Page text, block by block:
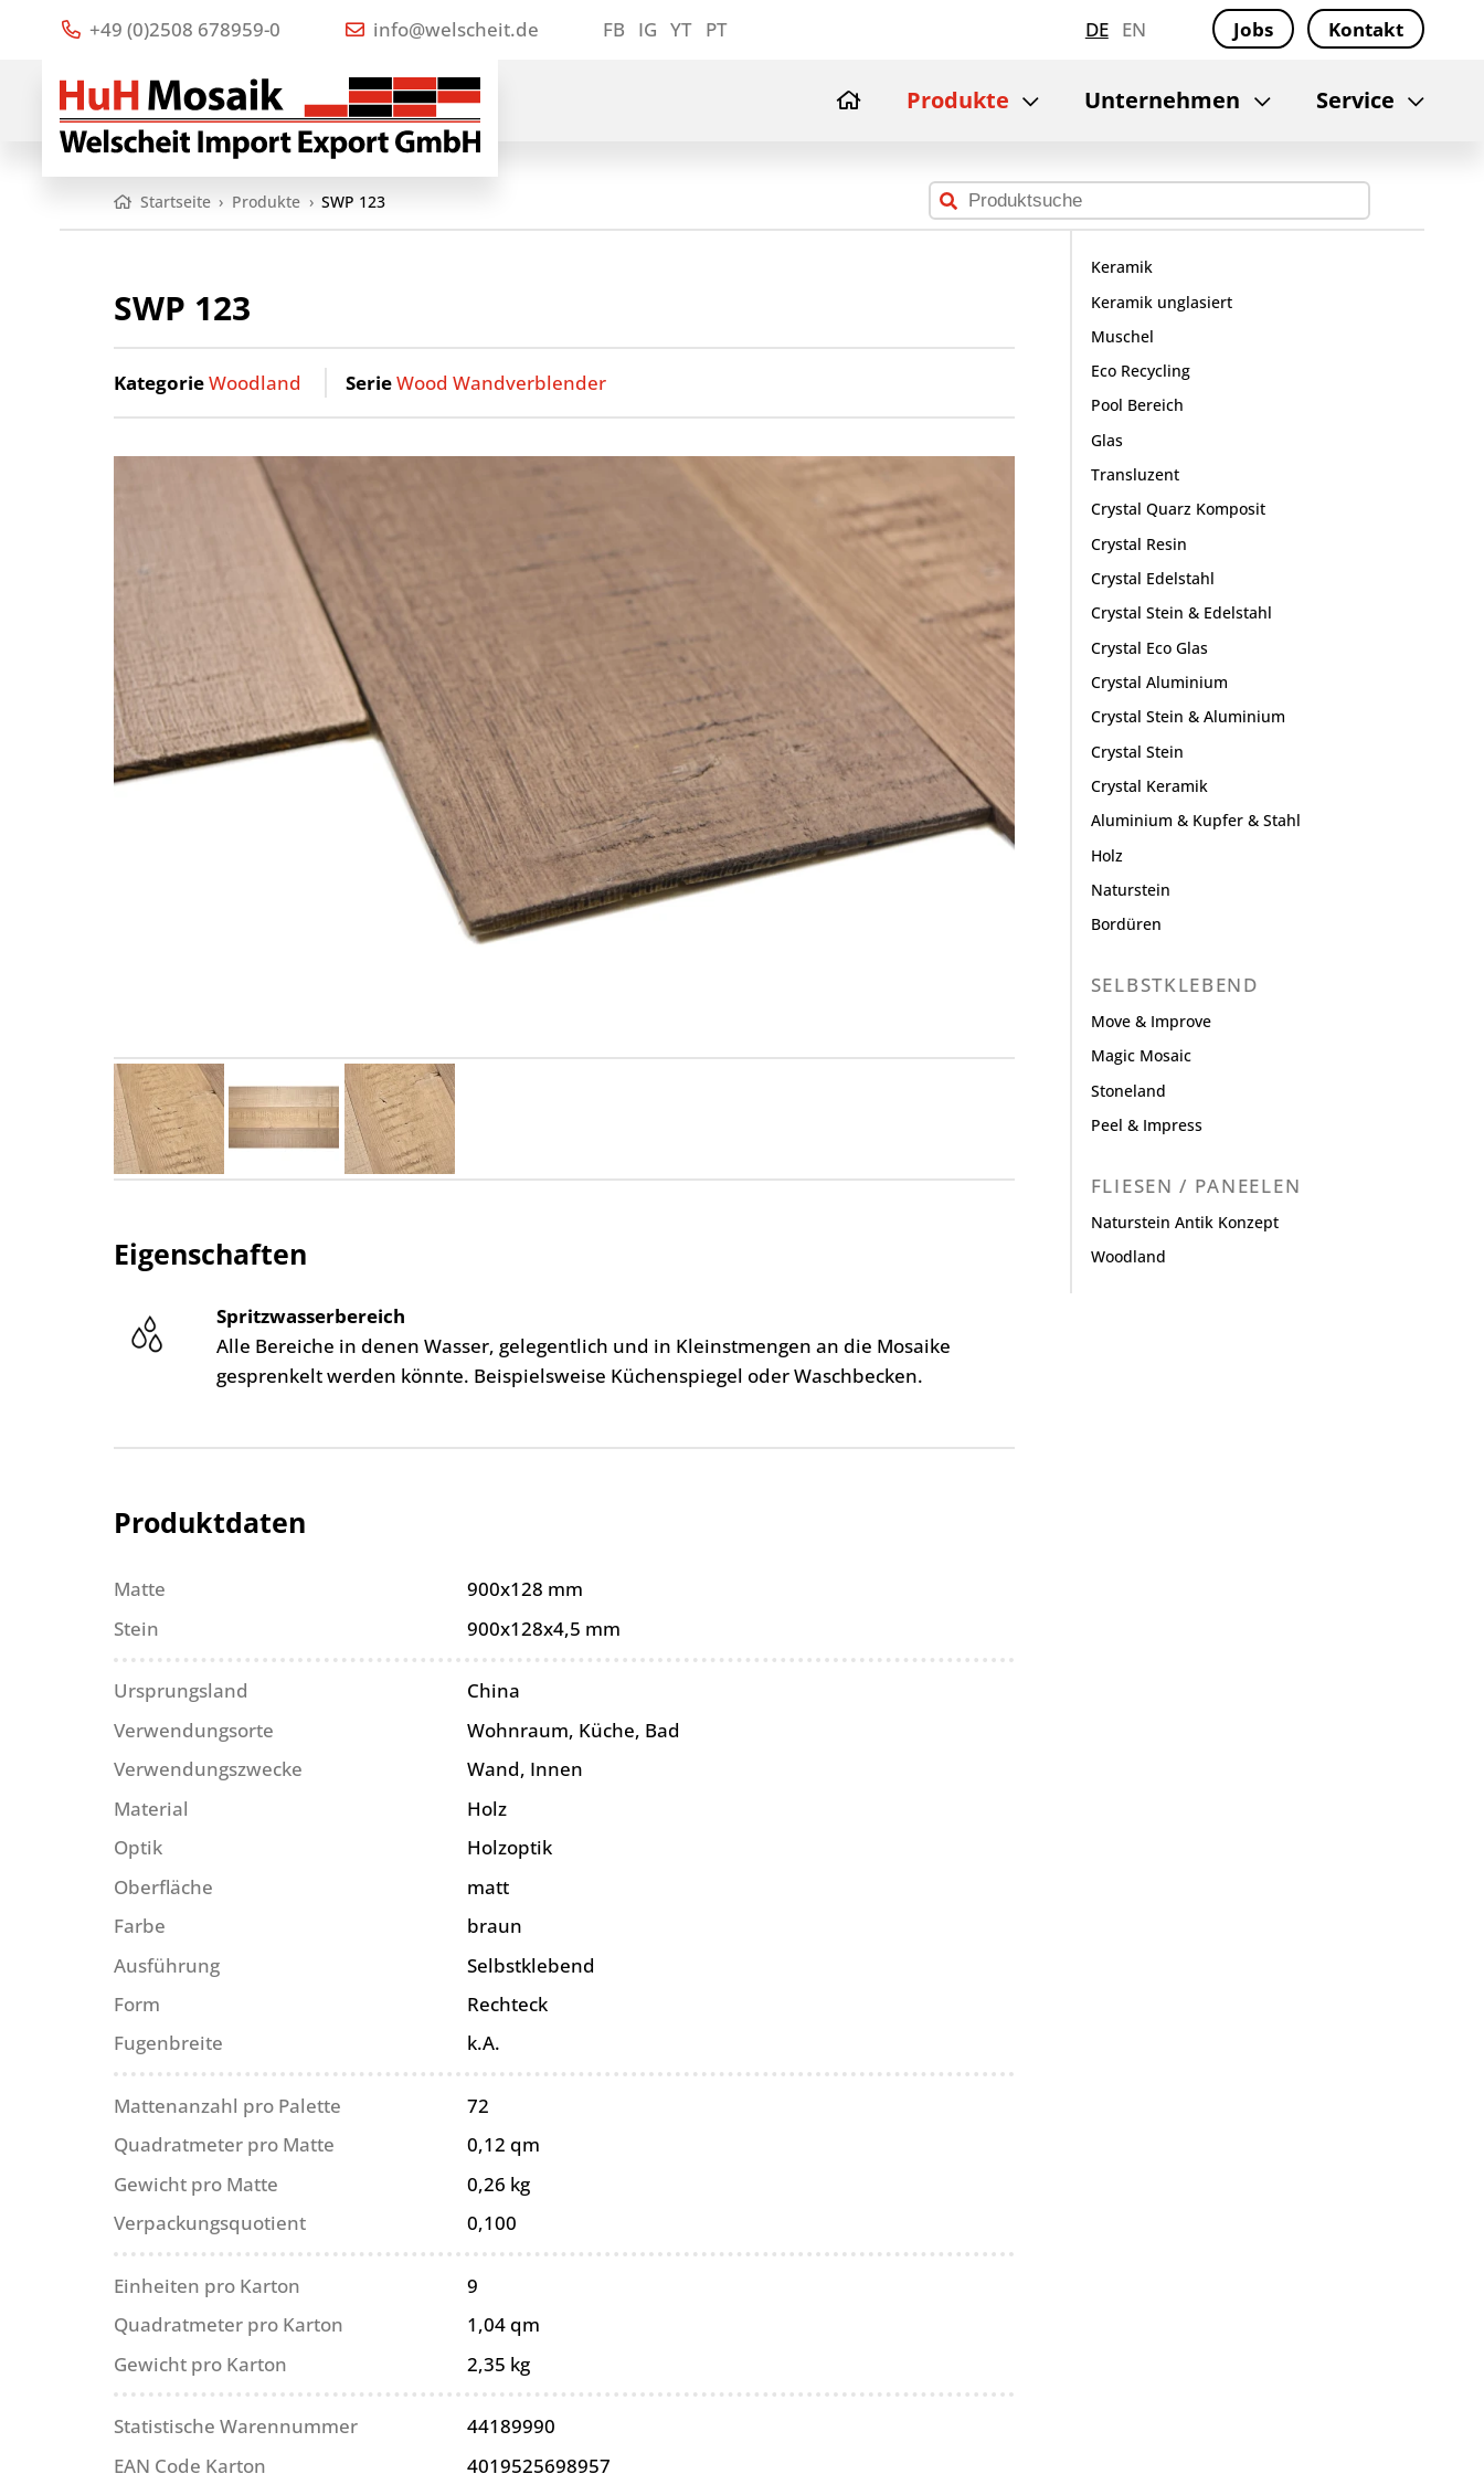
+49 (0)2508 678959-0 info@welscheit.de FB IG YT PT DE EN Jobs Kontakt
Produkte Unternehmen Service
Startseite › Produkte › SWP 123
SWP 123
KategorieWoodland SerieWood Wandverblender
Eigenschaften
Spritzwasserbereich
Alle Bereiche in denen Wasser, gelegentlich und in Kleinstmengen an die Mosaike
gesprenkelt werden könnte. Beispielsweise Küchenspiegel oder Waschbecken.
Produktdaten
Matte
900x128 mm
Stein
900x128x4,5 mm
Ursprungsland
China
Verwendungsorte
Wohnraum, Küche, Bad
Verwendungszwecke
Wand, Innen
Material
Holz
Optik
Holzoptik
Oberfläche
matt
Farbe
braun
Ausführung
Selbstklebend
Form
Rechteck
Fugenbreite
k.A.
Mattenanzahl pro Palette
72
Quadratmeter pro Matte
0,12 qm
Gewicht pro Matte
0,26 kg
Verpackungsquotient
0,100
Einheiten pro Karton
9
Quadratmeter pro Karton
1,04 qm
Gewicht pro Karton
2,35 kg
Statistische Warennummer
44189990
EAN Code Karton
4019525698957
Keramik
Keramik unglasiert
Muschel
Eco Recycling
Pool Bereich
Glas
Transluzent
Crystal Quarz Komposit
Crystal Resin
Crystal Edelstahl
Crystal Stein & Edelstahl
Crystal Eco Glas
Crystal Aluminium
Crystal Stein & Aluminium
Crystal Stein
Crystal Keramik
Aluminium & Kupfer & Stahl
Holz
Naturstein
Bordüren
SELBSTKLEBEND
Move & Improve
Magic Mosaic
Stoneland
Peel & Impress
FLIESEN / PANEELEN
Naturstein Antik Konzept
Woodland